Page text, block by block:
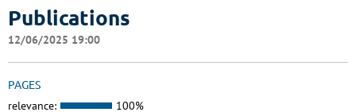
Publications
12/06/2025 19:00
PAGES
relevance: 100%